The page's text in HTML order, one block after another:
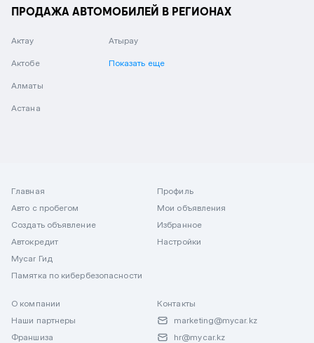
ПРОДАЖА АВТОМОБИЛЕЙ В РЕГИОНАХ
Актау
Актобе
Алматы
Астана
Атырау
Показать еще
Главная
Авто с пробегом
Создать объявление
Автокредит
Mycar Гид
Памятка по кибербезопасности
Профиль
Мои объявления
Избранное
Настройки
О компании
Наши партнеры
Франшиза
Контакты
marketing@mycar.kz
hr@mycar.kz